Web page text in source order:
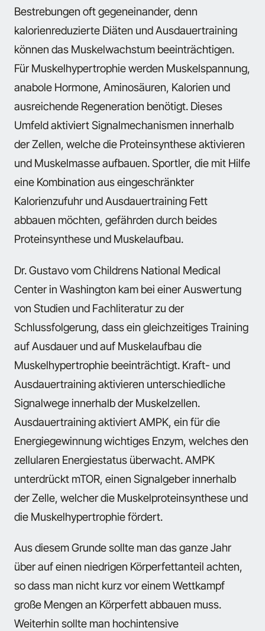
Bestrebungen oft gegeneinander, denn
kalorienreduzierte Diäten und Ausdauertraining
können das Muskelwachstum beeinträchtigen.
Für Muskelhypertrophie werden Muskelspannung,
anabole Hormone, Aminosäuren, Kalorien und
ausreichende Regeneration benötigt. Dieses
Umfeld aktiviert Signalmechanismen innerhalb
der Zellen, welche die Proteinsynthese aktivieren
und Muskelmasse aufbauen. Sportler, die mit Hilfe
eine Kombination aus eingeschränkter
Kalorienzufuhr und Ausdauertraining Fett
abbauen möchten, gefährden durch beides
Proteinsynthese und Muskelaufbau.
Dr. Gustavo vom Childrens National Medical
Center in Washington kam bei einer Auswertung
von Studien und Fachliteratur zu der
Schlussfolgerung, dass ein gleichzeitiges Training
auf Ausdauer und auf Muskelaufbau die
Muskelhypertrophie beeinträchtigt. Kraft- und
Ausdauertraining aktivieren unterschiedliche
Signalwege innerhalb der Muskelzellen.
Ausdauertraining aktiviert AMPK, ein für die
Energiegewinnung wichtiges Enzym, welches den
zellularen Energiestatus überwacht. AMPK
unterdrückt mTOR, einen Signalgeber innerhalb
der Zelle, welcher die Muskelproteinsynthese und
die Muskelhypertrophie fördert.
Aus diesem Grunde sollte man das ganze Jahr
über auf einen niedrigen Körperfettanteil achten,
so dass man nicht kurz vor einem Wettkampf
große Mengen an Körperfett abbauen muss.
Weiterhin sollte man hochintensive